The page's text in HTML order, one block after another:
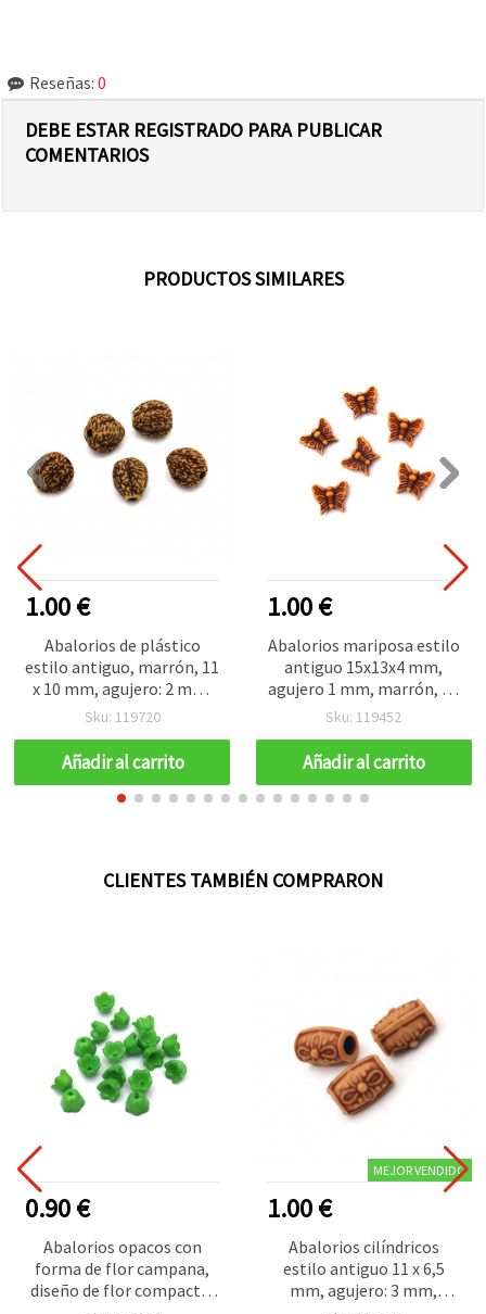
Reseñas: 0
DEBE ESTAR REGISTRADO PARA PUBLICAR
COMENTARIOS
PRODUCTOS SIMILARES
1.00 €
Abalorios de plástico
estilo antiguo, marrón, 11
x 10 mm, agujero: 2 mm,
para bisutería y
(~110 uds)
Sku: 119720
Añadir al carrito
1.00 €
Abalorios mariposa estilo
antiguo 15x13x4 mm,
agujero 1 mm, marrón, 50
g (~108 uds)
Sku: 119452
Añadir al carrito
CLIENTES TAMBIÉN COMPRARON
0.90 €
Abalorios opacos con
forma de flor campana,
diseño de flor compacta,
MEJOR VENDIDO
1.00 €
Abalorios cilíndricos
estilo antiguo 11 x 6,5
mm, agujero: 3 mm,